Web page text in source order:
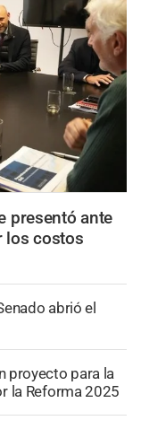
presentó ante
los costos
abrió el
proyecto para la
la Reforma 2025